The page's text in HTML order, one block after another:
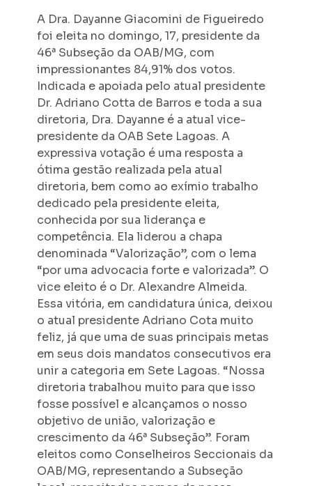
A Dra. Dayanne Giacomini de Figueiredo
foi eleita no domingo, 17, presidente da
46ª Subseção da OAB/MG, com
impressionantes 84,91% dos votos.
Indicada e apoiada pelo atual presidente
Dr. Adriano Cotta de Barros e toda a sua
diretoria, Dra. Dayanne é a atual vice-
presidente da OAB Sete Lagoas. A
expressiva votação é uma resposta a
ótima gestão realizada pela atual
diretoria, bem como ao exímio trabalho
dedicado pela presidente eleita,
conhecida por sua liderança e
competência. Ela liderou a chapa
denominada “Valorização”, com o lema
“por uma advocacia forte e valorizada”. O
vice eleito é o Dr. Alexandre Almeida.
Essa vitória, em candidatura única, deixou
o atual presidente Adriano Cota muito
feliz, já que uma de suas principais metas
em seus dois mandatos consecutivos era
unir a categoria em Sete Lagoas. “Nossa
diretoria trabalhou muito para que isso
fosse possível e alcançamos o nosso
objetivo de união, valorização e
crescimento da 46ª Subseção”. Foram
eleitos como Conselheiros Seccionais da
OAB/MG, representando a Subseção